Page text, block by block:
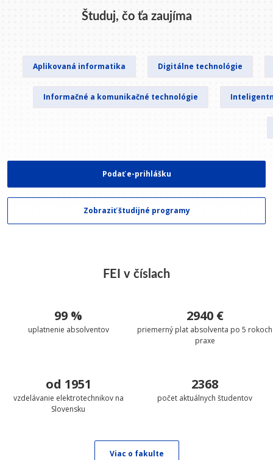
Študuj, čo ťa zaujíma
Aplikovaná informatika Digitálne technológie
Informačné a komunikačné technológie
Podať e-prihlášku
Zobraziť študijné programy
FEI v číslach
99 %
uplatnenie absolventov
2940 €
priemerný plat absolventa po 5 rokoch
praxe
od 1951
vzdelávanie elektrotechnikov na
Slovensku
2368
počet aktuálnych študentov
Viac o fakulte